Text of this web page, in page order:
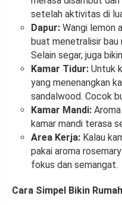
setelah aktivitas di
Dapur: Wangi lemon
buat menetralisir bau
Selain segar, juga
Kamar Tidur: Untuk
yang menenangkan
sandalwood. Cocok
Kamar Mandi:
kamar mandi terasa
Area Kerja: Kalau
pakai aroma
fokus dan semangat.
Cara Simpel Bikin